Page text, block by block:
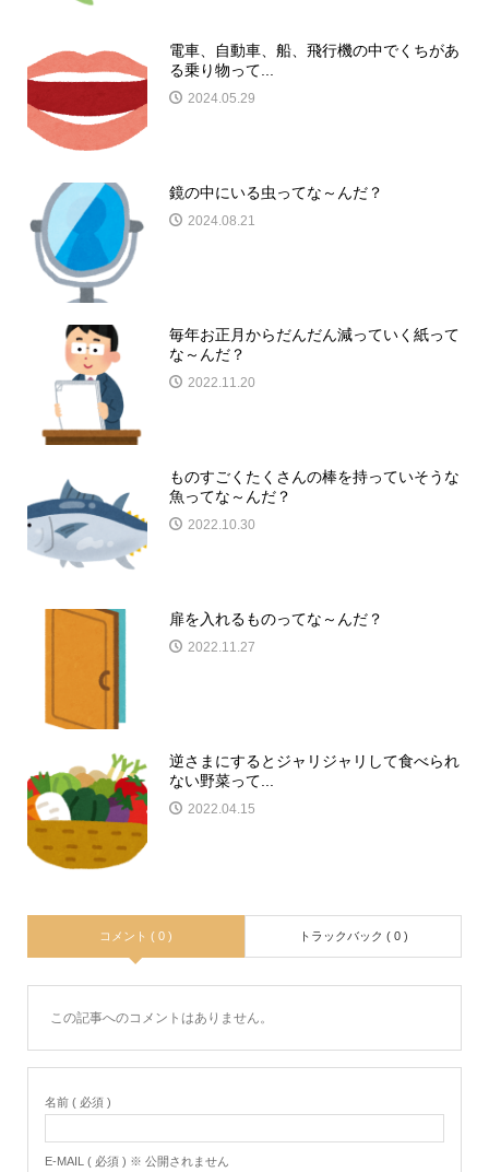
電車、自動車、船、飛行機の中でくちがあ
る乗り物って...
2024.05.29
鏡の中にいる虫ってな～んだ？
2024.08.21
毎年お正月からだんだん減っていく紙って
な～んだ？
2022.11.20
ものすごくたくさんの棒を持っていそうな
魚ってな～んだ？
2022.10.30
扉を入れるものってな～んだ？
2022.11.27
逆さまにするとジャリジャリして食べられ
ない野菜って...
2022.04.15
コメント ( 0 ) トラックバック ( 0 )
この記事へのコメントはありません。
名前 ( 必須 )
E-MAIL ( 必須 ) ※ 公開されません